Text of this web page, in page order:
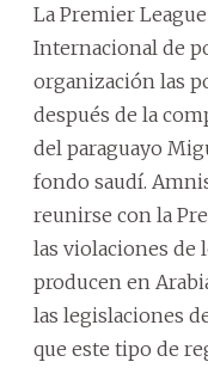
La Premier
Internacional de
organización las
después de la
del paraguayo
fondo saudí.
reunirse con la
las violaciones de
producen en
las legislaciones
que este tipo de